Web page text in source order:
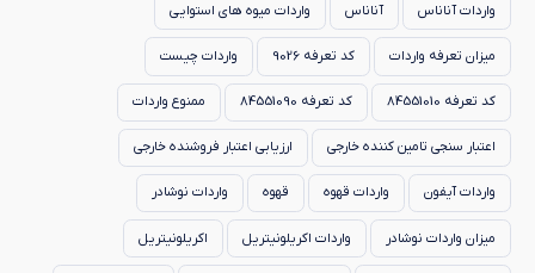
واردات آناناس آناناس واردات میوه های استوایی
میزان تعرفه واردات کد تعرفه 9026 واردات چیست
کد تعرفه 84551010 کد تعرفه 84551090 ممنوع واردات
اعتبار سنجی تامین کننده خارجی ارزیابی اعتبار فروشنده خارجی
واردات آیفون واردات قهوه قهوه واردات نوشادر
میزان واردات نوشادر واردات اکریلونیتریل اکریلونیتریل